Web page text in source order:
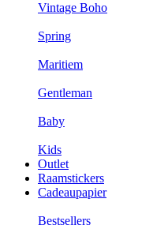
Vintage Boho
Spring
Maritiem
Gentleman
Baby
Kids
Outlet
Raamstickers
Cadeaupapier
Bestsellers